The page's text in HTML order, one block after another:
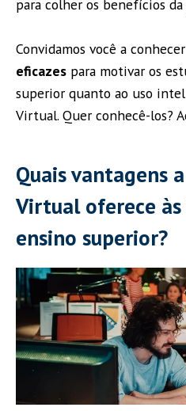
para colher os benefícios
Convidamos você a conhecer
eficazes para motivar os
superior quanto ao uso
Virtual. Quer conhecê-los?
Quais vantagens
Virtual oferece
ensino superior?